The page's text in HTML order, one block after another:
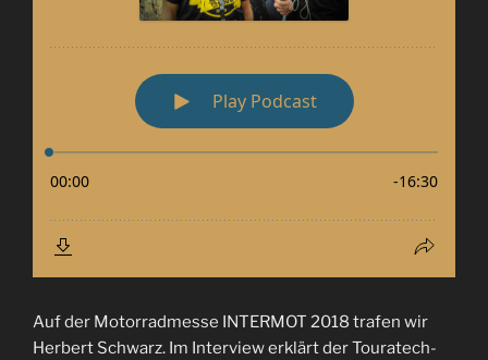
Auf der Motorradmesse INTERMOT 2018 trafen wir
Herbert Schwarz. Im Interview erklärt der Touratech-